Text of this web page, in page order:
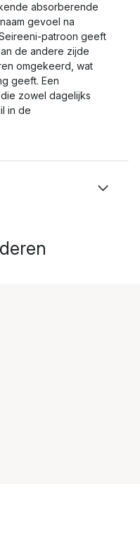
absorberende
gevoel na
patroon geeft
de andere zijde
omgekeerd, wat
geeft. Een
zowel dagelijks
in de